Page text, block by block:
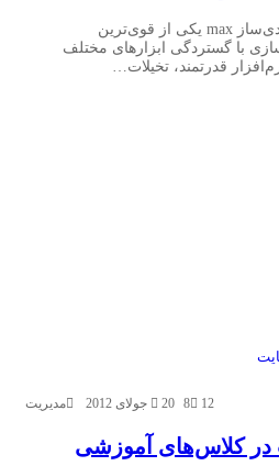
مقدمه نرم‌افزار سه‌بعدی‌ساز max یکی از قوی‌ترین
با گستردگی ابزارهای مختلف
قدرتمند، تخیلات…
مدیریت 20 جولای 2012 12
8
کلاس‌های آموزشی